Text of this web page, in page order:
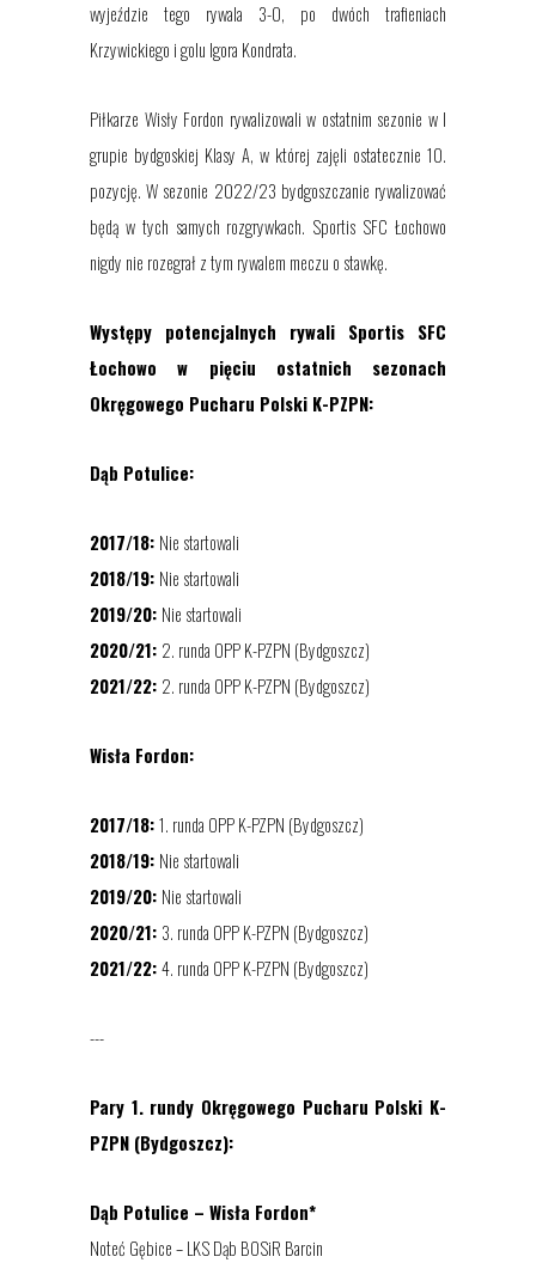
wyjeździe tego rywala 3-0, po dwóch trafieniach
Krzywickiego i golu Igora Kondrata.
Piłkarze Wisły Fordon rywalizowali w ostatnim sezonie w I
grupie bydgoskiej Klasy A, w której zajęli ostatecznie 10.
pozycję. W sezonie 2022/23 bydgoszczanie rywalizować
będą w tych samych rozgrywkach. Sportis SFC Łochowo
nigdy nie rozegrał z tym rywalem meczu o stawkę.
Występy potencjalnych rywali Sportis SFC
Łochowo w pięciu ostatnich sezonach
Okręgowego Pucharu Polski K-PZPN:
Dąb Potulice:
2017/18: Nie startowali
2018/19: Nie startowali
2019/20: Nie startowali
2020/21: 2. runda OPP K-PZPN (Bydgoszcz)
2021/22: 2. runda OPP K-PZPN (Bydgoszcz)
Wisła Fordon:
2017/18:1. runda OPP K-PZPN (Bydgoszcz)
2018/19: Nie startowali
2019/20: Nie startowali
2020/21: 3. runda OPP K-PZPN (Bydgoszcz)
2021/22:4. runda OPP K-PZPN (Bydgoszcz)
---
Pary 1. rundy Okręgowego Pucharu Polski K-
PZPN (Bydgoszcz):
Dąb Potulice – Wisła Fordon*
Noteć Gębice – LKS Dąb BOSiR Barcin